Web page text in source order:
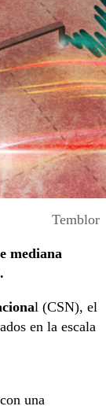
Temblor
mediana
l (CSN), el
en la escala
una